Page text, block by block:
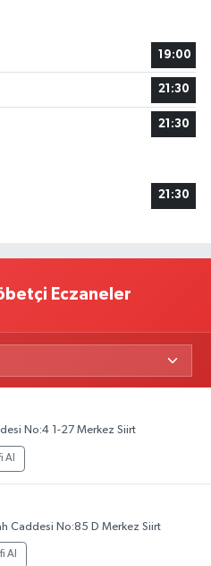
19:00
21:30
21:30
21:30
Eczaneler
No:4 1-27 Merkez Siirt
Al
Caddesi No:85 D Merkez Siirt
Al